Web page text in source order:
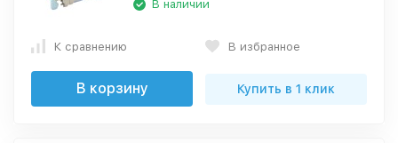
В наличии
К сравнению В избранное
В корзину Купить в 1 клик